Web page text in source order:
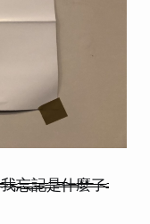
我忘記是什麼了